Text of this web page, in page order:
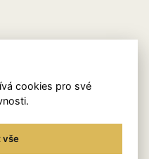
cookies pro své
vše